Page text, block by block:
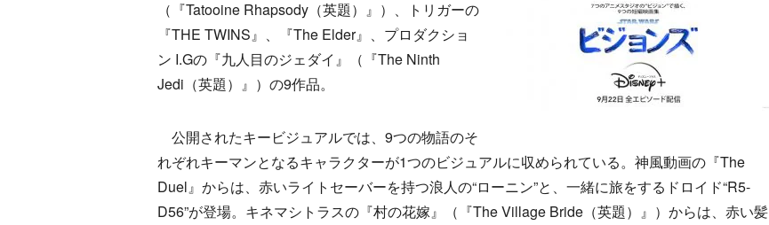
（『Tatooine Rhapsody（英題）』）、トリガーの
『THE TWINS』、『The Elder』、プロダクショ
ン I.Gの『九人目のジェダイ』（『The Ninth
Jedi（英題）』）の9作品。
公開されたキービジュアルでは、9つの物語のそ
れぞれキーマンとなるキャラクターが1つのビジュアルに収められている。神風動画の『The
Duel』からは、赤いライトセーバーを持つ浪人の“ローニン”と、一緒に旅をするドロイド“R5-
D56”が登場。キネマシトラスの『村の花嫁』（『The Village Bride（英題）』）からは、赤い髪